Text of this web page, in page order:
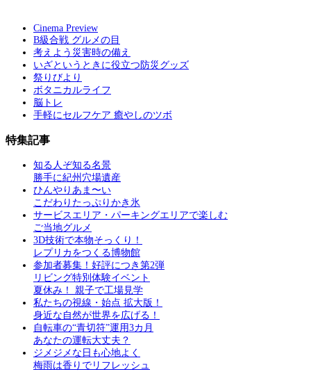
Cinema Preview
B級合戦 グルメの目
考えよう災害時の備え
いざというときに役立つ防災グッズ
祭りびより
ボタニカルライフ
脳トレ
手軽にセルフケア 癒やしのツボ
特集記事
知る人ぞ知る名景
勝手に紀州穴場遺産
ひんやりあま〜い
こだわりたっぷりかき氷
サービスエリア・パーキングエリアで楽しむ
ご当地グルメ
3D技術で本物そっくり！
レプリカをつくる博物館
参加者募集！好評につき第2弾
リビング特別体験イベント
夏休み！ 親子で工場見学
私たちの視線・始点 拡大版！
身近な自然が世界を広げる！
自転車の“青切符”運用3カ月
あなたの運転大丈夫？
ジメジメな日も心地よく
梅雨は香りでリフレッシュ